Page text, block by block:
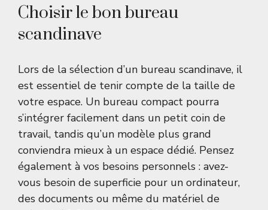
Choisir le bon bureau
scandinave
Lors de la sélection d’un bureau scandinave, il
est essentiel de tenir compte de la taille de
votre espace. Un bureau compact pourra
s’intégrer facilement dans un petit coin de
travail, tandis qu’un modèle plus grand
conviendra mieux à un espace dédié. Pensez
également à vos besoins personnels : avez-
vous besoin de superficie pour un ordinateur,
des documents ou même du matériel de